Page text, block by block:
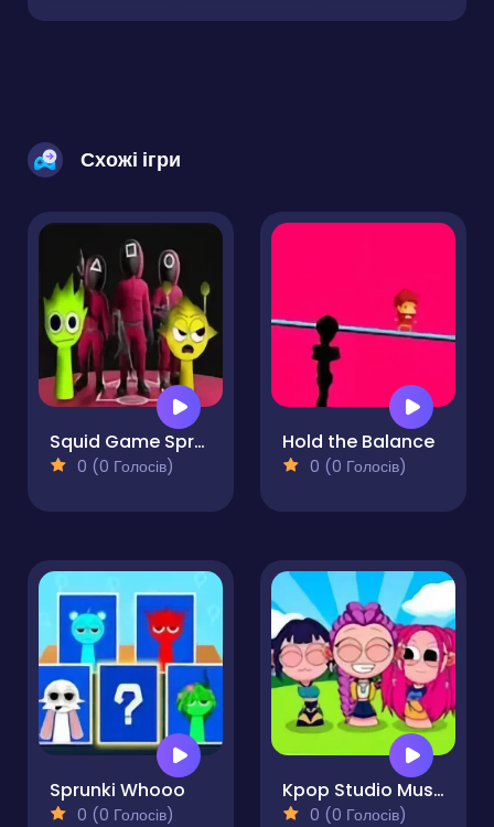
Схожі ігри
Squid Game Sprunki FNF Battle
0 (0 Голосів)
Hold the Balance
0 (0 Голосів)
Sprunki Whooo
0 (0 Голосів)
Kpop Studio Music Beats
0 (0 Голосів)